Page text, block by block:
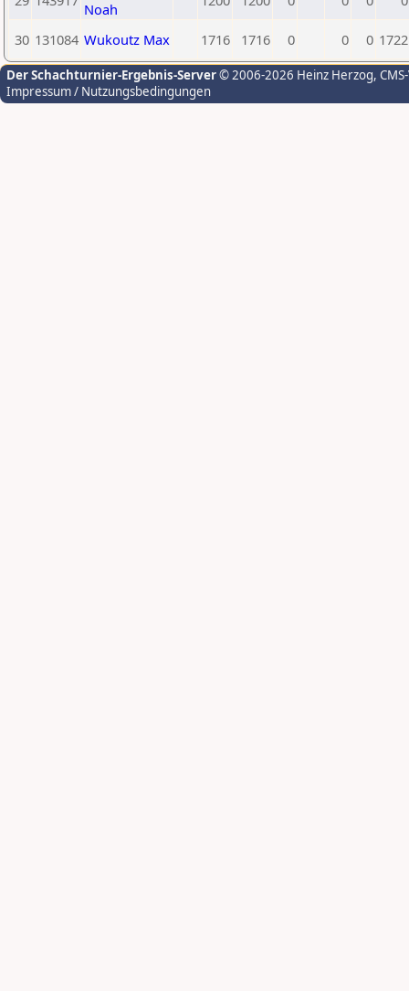
Noah
30 131084 Wukoutz Max 1716 1716 0 0 0 1722
Der Schachturnier-Ergebnis-Server© 2006-2026 Heinz Herzog,
Impressum / Nutzungsbedingungen